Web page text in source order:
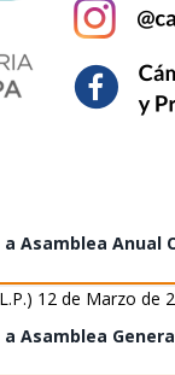
Asamblea Anual
12 de Marzo de
Asamblea